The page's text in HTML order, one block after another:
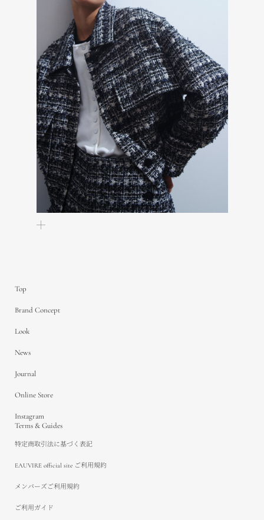
Top
Brand Concept
Look
News
Journal
Online Store
Instagram
Terms & Guides
特定商取引法に基づく表記
EAUVIRE official site ご利用規約
メンバーズご利用規約
ご利用ガイド